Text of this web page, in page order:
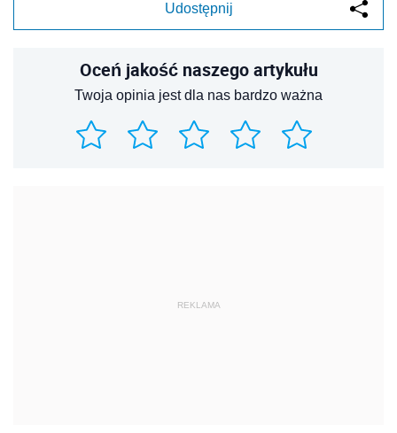
Udostępnij
Oceń jakość naszego artykułu
Twoja opinia jest dla nas bardzo ważna
REKLAMA